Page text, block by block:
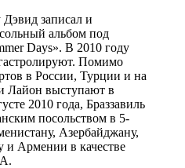
записал и
альбом под
Days». В 2010 году
Помимо
в России, Турции и на
Лайон выступают в
2010 года, Браззавиль
посольством в 5-
Азербайджану,
и Армении в качестве